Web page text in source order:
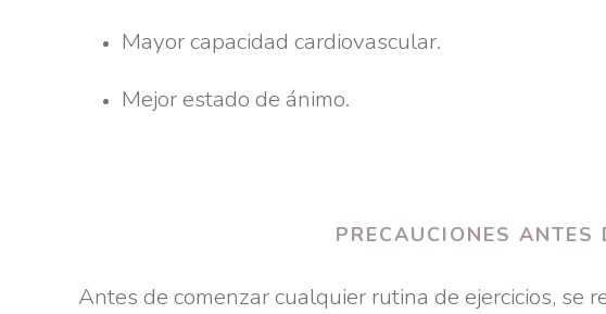
Mayor capacidad cardiovascular.
Mejor estado de ánimo.
PRECAUCIONES ANTES
Antes de comenzar cualquier rutina de ejercicios, se